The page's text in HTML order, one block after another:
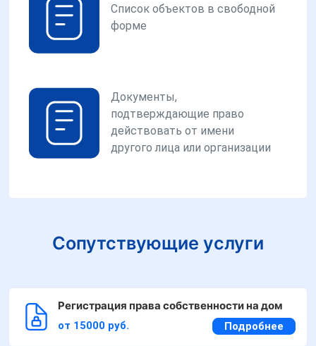
Список объектов в свободной
форме
Документы,
подтверждающие право
действовать от имени
другого лица или организации
Сопутствующие услуги
Регистрация права собственности на дом
от 15000 руб. Подробнее